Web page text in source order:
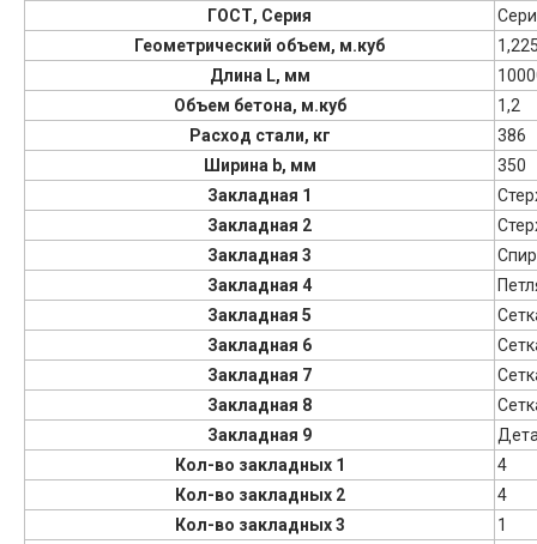
ГОСТ, Серия
Геометрический объем, м.куб
Длина L, мм
Объем бетона, м.куб
1,2
Расход стали, кг
386
Ширина b, мм
350
Закладная 1
Закладная 2
Закладная 3
Закладная 4
Закладная 5
Закладная 6
Закладная 7
Закладная 8
Закладная 9
Кол-во закладных 1
4
Кол-во закладных 2
4
Кол-во закладных 3
1